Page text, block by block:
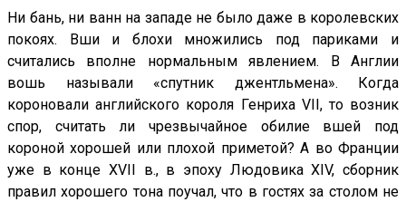
Ни бань, ни ванн на западе не было даже в королевских
покоях. Вши и блохи множились под париками и
считались вполне нормальным явлением. В Англии
вошь называли «спутник джентльмена». Когда
короновали английского короля Генриха VII, то возник
спор, считать ли чрезвычайное обилие вшей под
короной хорошей или плохой приметой? А во Франции
уже в конце XVII в., в эпоху Людовика XIV, сборник
правил хорошего тона поучал, что в гостях за столом не